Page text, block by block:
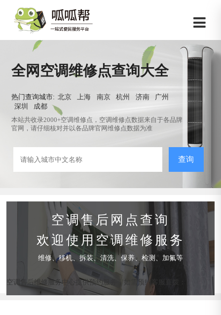
全网空调维修点查询大全
热门查询城市: 北京 上海 南京 杭州 济南
广州
深圳
成都
本站共收录2000+空调维修点，空调维修点数据来自于各品牌
官网，请仔细核对并以各品牌官网维修点数据为准
查询
空调售后网点查询
欢迎使用空调维修服务
维修、移机、拆装、清洗、保养、检测、加氟等
空调售后维修服务中心提供预约服务，如需预约客服直拨：